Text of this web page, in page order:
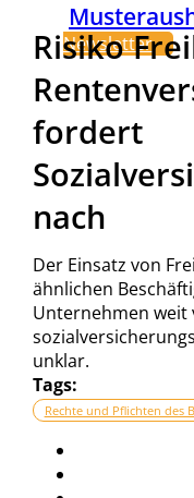
Newsletter
Risiko
fordert
nach
Der Einsatz von
ähnlichen
Unternehmen
unklar.
Tags:
Rechte und Pflichten des